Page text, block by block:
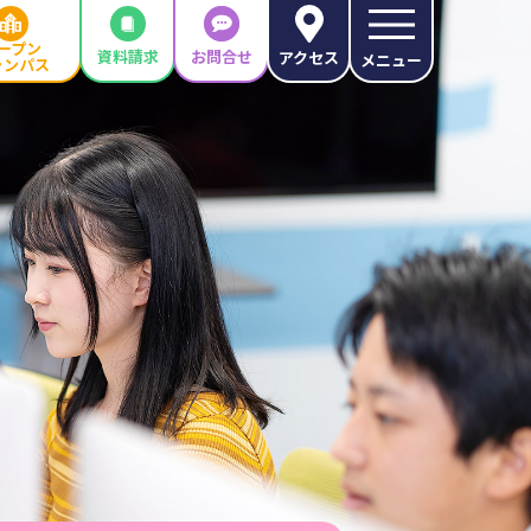
プン
パス 資料請求 お問合せ アクセス メニュー